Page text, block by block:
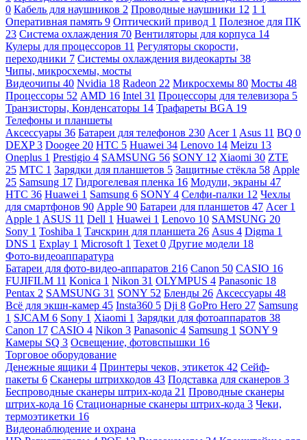
0 Кабель для наушников 2 Проводные наушники 12 1 1
Оперативная память 9 Оптический привод 1 Полезное для ПК
23 Система охлаждения 70 Вентиляторы для корпуса 14
Кулеры для процессоров 11 Регуляторы скорости,
переходники 7 Системы охлаждения видеокарты 38
Чипы, микросхемы, мосты
Видеочипы 40 Nvidia 18 Radeon 22 Микросхемы 80 Мосты 48
Процессоры 52 AMD 16 Intel 31 Процессоры для телевизора 5
Транзисторы, Конденсаторы 14 Трафареты BGA 19
Телефоны и планшеты
Аксессуары 36 Батареи для телефонов 230 Acer 1 Asus 11 BQ 0
DEXP3 Doogee 20 HTC 5 Huawei 34 Lenovo 14 Meizu 13
Oneplus 1 Prestigio 4 SAMSUNG 56 SONY 12 Xiaomi 30 ZTE
25 МТС 1 Зарядки для планшетов 5 Защитные стёкла 58 Apple
25 Samsung 17 Гидрогелевая пленка 16 Модули, экраны 47
HTC 36 Huawei 1 Samsung 6 SONY 4 Селфи-палки 12 Чехлы
для смартфонов 90 Apple 90 Батареи для планшетов 47 Acer 1
Apple 1 ASUS 11 Dell 1 Huawei 1 Lenovo 10 SAMSUNG 20
Sony 1 Toshiba 1 Тачскрин для планшета 26 Asus 4 Digma 1
DNS 1 Explay 1 Microsoft 1 Texet 0 Другие модели 18
Фото-видеоаппаратура
Батареи для фото-видео-аппаратов 216 Canon 50 CASIO 16
FUJIFILM 11 Konica 1 Nikon 31 OLYMPUS 4 Panasonic 18
Pentax 2 SAMSUNG 31 SONY 52 Бленды 26 Аксессуары 48
Всё для экшн-камер 45 Insta360 5 Dji 8 GoPro Hero 27 Samsung
1 SJCAM 6 Sony 1 Xiaomi 1 Зарядки для фотоаппаратов 38
Canon 17 CASIO 4 Nikon 3 Panasonic 4 Samsung 1 SONY 9
Камеры SQ 3 Освещение, фотовспышки 16
Торговое оборудование
Денежные ящики 4 Принтеры чеков, этикеток 42 Сейф-
пакеты 6 Сканеры штрихкодов 43 Подставка для сканеров 3
Беспроводные сканеры штрих-кода 21 Проводные сканеры
штрих-кода 16 Стационарные сканеры штрих-кода 3 Чеки,
термоэтикетки 16
Видеонаблюдение и охрана